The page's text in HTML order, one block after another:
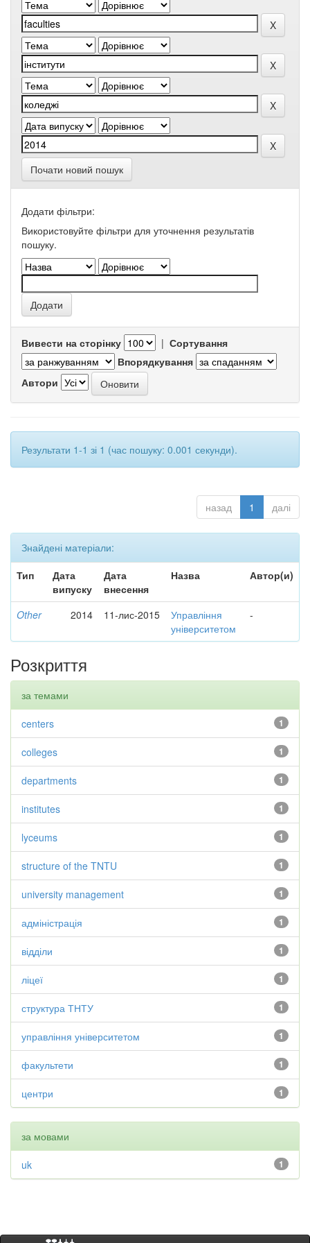
Почати новий пошук
Додати фільтри:
Використовуйте фільтри для уточнення результатів
пошуку.
Вивести на сторінку | Сортування
Впорядкування
Автори
Результати 1-1 зі 1 (час пошуку: 0.001 секунди).
назад 1 далі
Знайдені матеріали:
Тип
Дата
випуску
Дата
внесення
Назва Автор(и)
Other 2014 11-лис-2015
Управління
університетом
-
Розкриття
за темами
1
centers
1
colleges
1
departments
1
institutes
1
lyceums
1
structure of the TNTU
1
university management
1
адміністрація
1
відділи
1
ліцеї
1
структура ТНТУ
1
управління університетом
1
факультети
1
центри
за мовами
1
uk